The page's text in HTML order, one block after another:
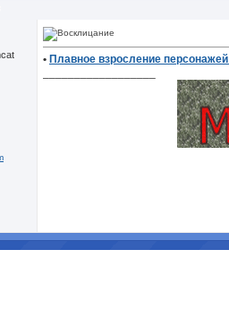
• Плавное взросление